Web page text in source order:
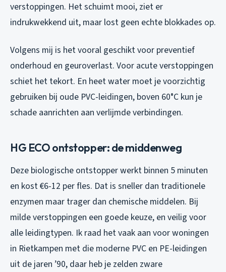
verstoppingen. Het schuimt mooi, ziet er
indrukwekkend uit, maar lost geen echte blokkades op.
Volgens mij is het vooral geschikt voor preventief
onderhoud en geuroverlast. Voor acute verstoppingen
schiet het tekort. En heet water moet je voorzichtig
gebruiken bij oude PVC-leidingen, boven 60°C kun je
schade aanrichten aan verlijmde verbindingen.
HG ECO ontstopper: de middenweg
Deze biologische ontstopper werkt binnen 5 minuten
en kost €6-12 per fles. Dat is sneller dan traditionele
enzymen maar trager dan chemische middelen. Bij
milde verstoppingen een goede keuze, en veilig voor
alle leidingtypen. Ik raad het vaak aan voor woningen
in Rietkampen met die moderne PVC en PE-leidingen
uit de jaren ’90, daar heb je zelden zware